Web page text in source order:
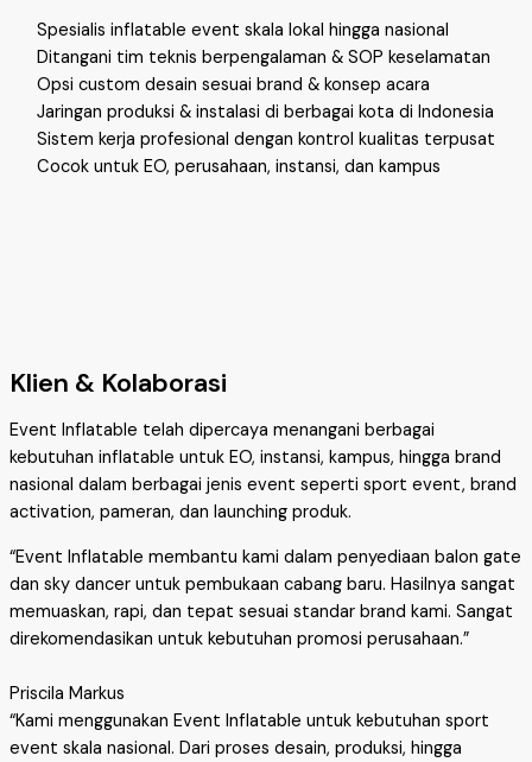
Spesialis inflatable event skala lokal hingga nasional
Ditangani tim teknis berpengalaman & SOP keselamatan
Opsi custom desain sesuai brand & konsep acara
Jaringan produksi & instalasi di berbagai kota di Indonesia
Sistem kerja profesional dengan kontrol kualitas terpusat
Cocok untuk EO, perusahaan, instansi, dan kampus
Klien & Kolaborasi
Event Inflatable telah dipercaya menangani berbagai
kebutuhan inflatable untuk EO, instansi, kampus, hingga brand
nasional dalam berbagai jenis event seperti sport event, brand
activation, pameran, dan launching produk.
“Event Inflatable membantu kami dalam penyediaan balon gate
dan sky dancer untuk pembukaan cabang baru. Hasilnya sangat
memuaskan, rapi, dan tepat sesuai standar brand kami. Sangat
direkomendasikan untuk kebutuhan promosi perusahaan.”
Priscila Markus
“Kami menggunakan Event Inflatable untuk kebutuhan sport
event skala nasional. Dari proses desain, produksi, hingga